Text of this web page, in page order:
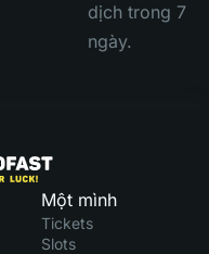
dịch trong 7
ngày.
Một mình
Tickets
Slots